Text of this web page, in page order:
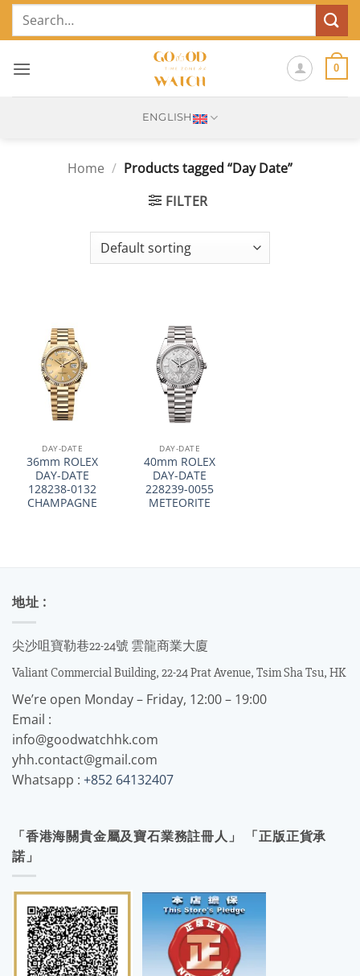
SkipSearch
0
ENGLISH
Home / Products tagged “Day Date”
FILTER
DAY-DATE
36mm ROLEX
DAY-DATE
128238-0132
CHAMPAGNE
DAY-DATE
40mm ROLEX
DAY-DATE
228239-0055
METEORITE
地址 :
尖沙咀寶勒巷22-24號 雲龍商業大廈
Valiant Commercial Building, 22-24 Prat Avenue, Tsim Sha Tsu, HK
We’re open Monday – Friday, 12:00 – 19:00
Email :
info@goodwatchhk.com
yhh.contact@gmail.com
Whatsapp : +852 64132407
「香港海關貴金屬及寶石業務註冊人」 「正版正貨承
諾」